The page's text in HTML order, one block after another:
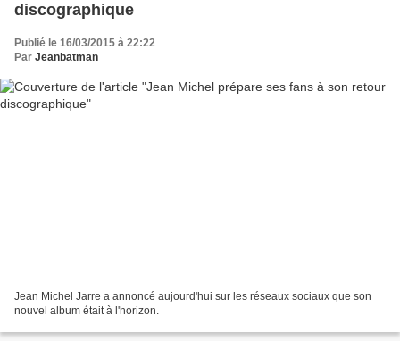
discographique
Publié le 16/03/2015 à 22:22
Par Jeanbatman
Jean Michel Jarre a annoncé aujourd'hui sur les réseaux sociaux que son
nouvel album était à l'horizon.